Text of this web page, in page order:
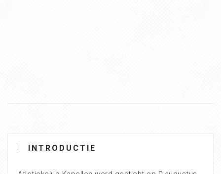
INTRODUCTIE